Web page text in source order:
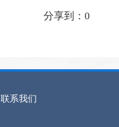
分享到：0
联系我们